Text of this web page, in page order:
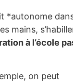
*autonome
mains,
à l’école
on peut